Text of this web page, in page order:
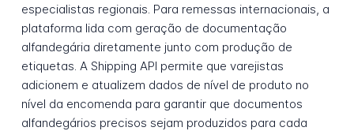
especialistas regionais. Para remessas internacionais, a
plataforma lida com geração de documentação
alfandegária diretamente junto com produção de
etiquetas. A Shipping API permite que varejistas
adicionem e atualizem dados de nível de produto no
nível da encomenda para garantir que documentos
alfandegários precisos sejam produzidos para cada